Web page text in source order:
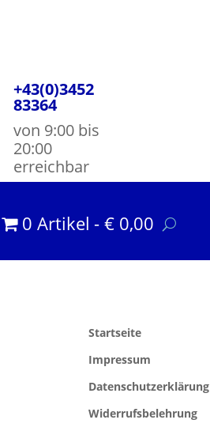
+43(0)3452
83364
von 9:00 bis
20:00
erreichbar
0 Artikel € 0,00
Startseite
Impressum
Datenschutzerklärung
Widerrufsbelehrung